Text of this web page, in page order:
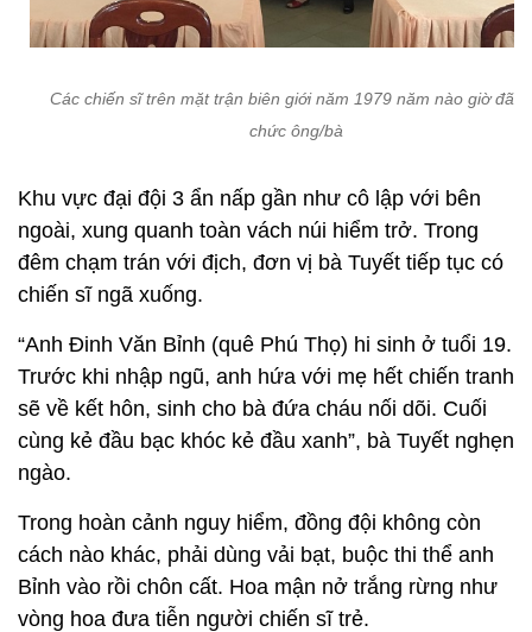
Các chiến sĩ trên mặt trận biên giới năm 1979 năm nào giờ đã
chức ông/bà
Khu vực đại đội 3 ẩn nấp gần như cô lập với bên
ngoài, xung quanh toàn vách núi hiểm trở. Trong
đêm chạm trán với địch, đơn vị bà Tuyết tiếp tục có
chiến sĩ ngã xuống.
“Anh Đinh Văn Bỉnh (quê Phú Thọ) hi sinh ở tuổi 19.
Trước khi nhập ngũ, anh hứa với mẹ hết chiến tranh
sẽ về kết hôn, sinh cho bà đứa cháu nối dõi. Cuối
cùng kẻ đầu bạc khóc kẻ đầu xanh”, bà Tuyết nghẹn
ngào.
Trong hoàn cảnh nguy hiểm, đồng đội không còn
cách nào khác, phải dùng vải bạt, buộc thi thể anh
Bỉnh vào rồi chôn cất. Hoa mận nở trắng rừng như
vòng hoa đưa tiễn người chiến sĩ trẻ.